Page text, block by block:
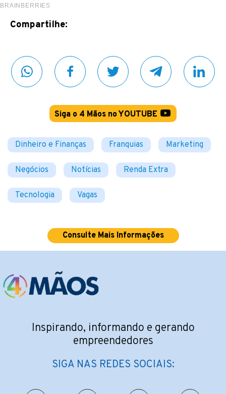
Compartilhe:
Siga o 4 Mãos no YOUTUBE
Dinheiro e Finanças Franquias Marketing
Negócios Notícias Renda Extra
Tecnologia Vagas
Consulte Mais Informações
Inspirando, informando e gerando
empreendedores
SIGA NAS REDES SOCIAIS: